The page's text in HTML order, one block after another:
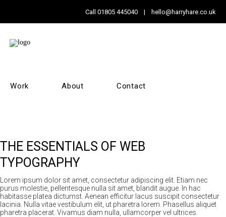
Call 01805 445040 | hello@harryhare.co.uk
Work About Contact
THE ESSENTIALS OF WEB
TYPOGRAPHY
Lorem ipsum dolor sit amet, consectetur adipiscing elit. Etiam nec
purus molestie, pellentesque nulla sit amet, blandit augue. In hac
habitasse platea dictumst. Aenean efficitur lacus suscipit consectetur
lacinia. Nulla vitae vestibulum elit, ut pharetra lorem. Phasellus aliquet
pharetra placerat. Vivamus diam nulla, ullamcorper vel ultrices.